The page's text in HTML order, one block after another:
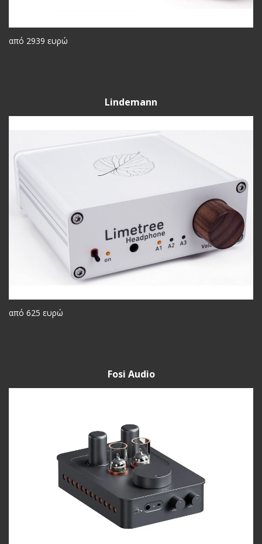
από 2939 ευρώ
Lindemann
από 625 ευρώ
Fosi Audio